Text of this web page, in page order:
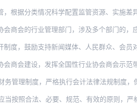
科学配置监管资源、实施差异化管理。对经法律法
理部门，涉及多个部门的，应当确定主要行业管理
新闻媒体、人民群众、会员对行业协会商会进行监
挥全国性行业协会商会示范带动作用。建立健全行
格执行会计法律法规制度，保证会计资料真实完整准
要、规范、有效的原则，严格控制设立企业；不得设